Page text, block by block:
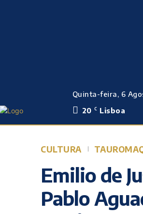
Quinta-feira, 6
20 C Lisboa
CULTURA
Emilio de
Pablo